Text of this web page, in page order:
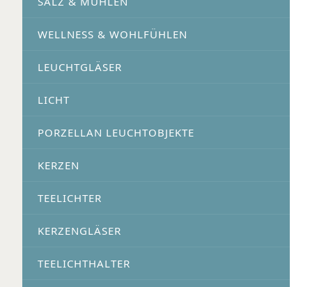
WELLNESS & WOHLFÜHLEN
LEUCHTGLÄSER
LICHT
PORZELLAN LEUCHTOBJEKTE
KERZEN
TEELICHTER
KERZENGLÄSER
TEELICHTHALTER